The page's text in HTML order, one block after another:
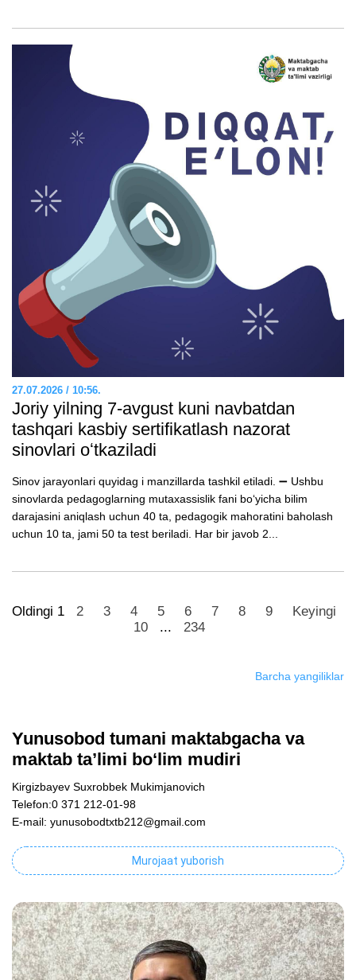
27.07.2026 / 10:56.
Joriy yilning 7-avgust kuni navbatdan
tashqari kasbiy sertifikatlash nazorat
sinovlari oʻtkaziladi
Sinov jarayonlari quyidag i manzillarda tashkil etiladi. ➖ Ushbu
sinovlarda pedagoglarning mutaxassislik fani boʻyicha bilim
darajasini aniqlash uchun 40 ta, pedagogik mahoratini baholash
uchun 10 ta, jami 50 ta test beriladi. Har bir javob 2...
Oldingi 1 2 3 4 5 6 7 8
9
10
... 234
Keyingi
Barcha yangiliklar
Yunusobod tumani maktabgacha va
maktab ta’limi bo‘lim mudiri
Kirgizbayev Suxrobbek Mukimjanovich
Telefon:0 371 212-01-98
E-mail: yunusobodtxtb212@gmail.com
Murojaat yuborish